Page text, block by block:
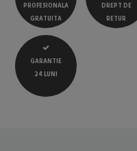
PROFESIONALA
GRATUITA
DREPT DE
RETUR
GARANTIE
24 LUNI